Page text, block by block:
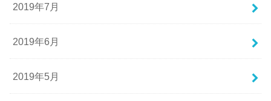
2019年7月
2019年6月
2019年5月